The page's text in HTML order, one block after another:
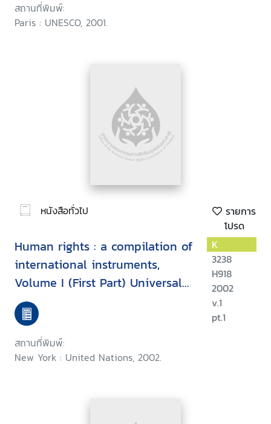
สถานที่พิมพ์:
Paris : UNESCO, 2001.
หนังสือทั่วไป
รายการ
โปรด
Human rights : a compilation of
international instruments,
Volume I (First Part) Universal
instruments
สถานที่พิมพ์:
New York : United Nations, 2002.
K
3238
H918
2002
v.1
pt.1